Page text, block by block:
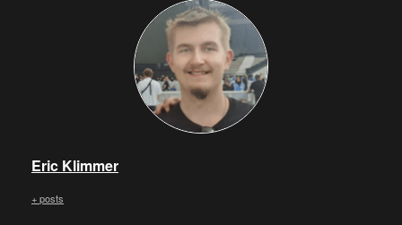
Eric Klimmer
+ posts